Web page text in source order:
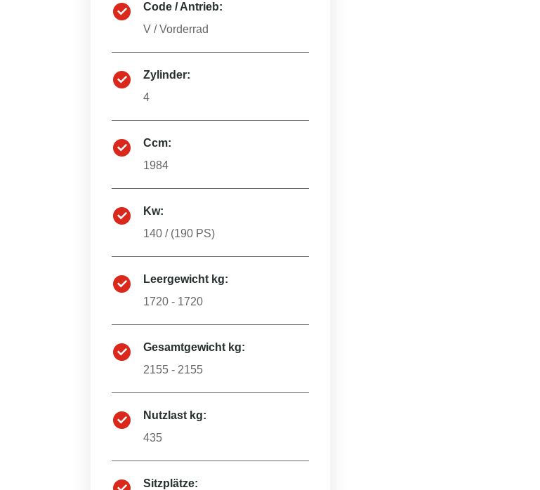
Code / Antrieb:
V /Vorderrad
Zylinder:
4
Ccm:
1984
Kw:
140 / (190 PS)
Leergewicht kg:
1720 - 1720
Gesamtgewicht kg:
2155 - 2155
Nutzlast kg:
435
Sitzplätze: